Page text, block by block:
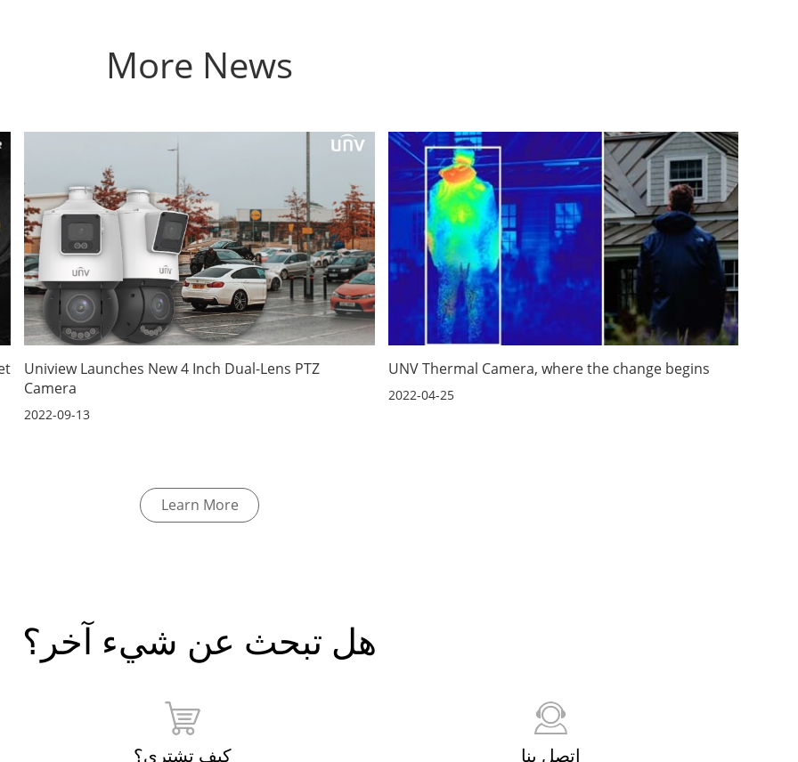
More News
Uniview Launches New 4 Inch Dual-Lens PTZ
Camera
2022-09-13
UNV Thermal Camera, where the change begins
2022-04-25
Learn More
هل تبحث عن شيء آخر؟
كيف تشتري؟ اتصل بنا